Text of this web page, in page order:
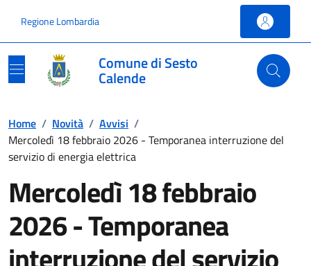
Regione Lombardia
Comune di Sesto
Calende
Home / Novità / Avvisi /
Mercoledì 18 febbraio 2026 - Temporanea interruzione del
servizio di energia elettrica
Mercoledì 18 febbraio
2026 - Temporanea